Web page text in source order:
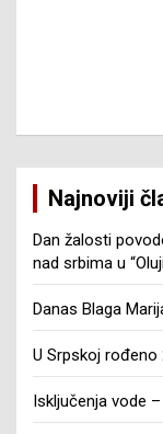
Najnoviji
Dan žalosti
nad srbima u
Danas Blaga
U Srpskoj rođeno
Isključenja vode